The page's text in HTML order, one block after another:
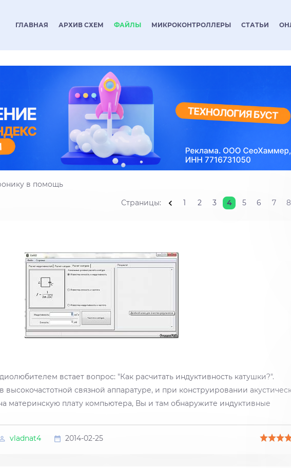
ГЛАВНАЯ АРХИВ СХЕМ ФАЙЛЫ МИКРОКОНТРОЛЛЕРЫ СТАТЬИ
в помощь
Страницы: 1 2 3 4 5 6 7 8
встает вопрос: "Как расчитать индуктивность катушки?".
высокочастотной связной аппаратуре, и при конструировании
материнскую плату компьютера, Вы и там обнаружите индуктивные
vladnat4 2014-02-25